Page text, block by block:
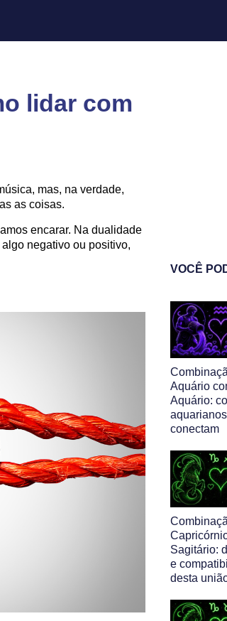
lidar com
mas, na verdade,
as coisas.
encarar. Na dualidade
negativo ou positivo,
VOCÊ
Aquário
Aquário:
conectam
Sagitário:
e
desta